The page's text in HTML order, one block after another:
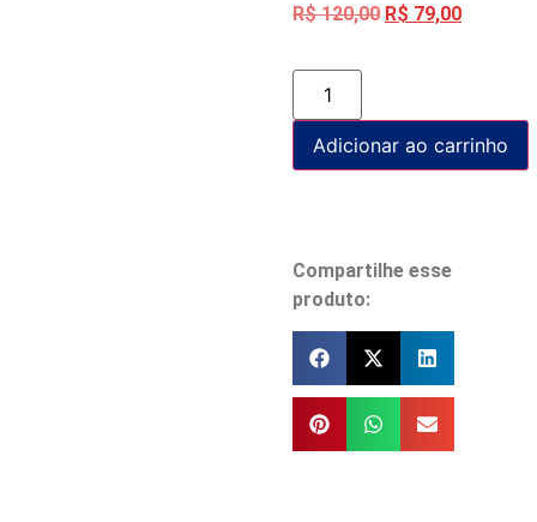
R$120,00 R$ 79,00
Adicionar ao carrinho
Compartilhe esse
produto: